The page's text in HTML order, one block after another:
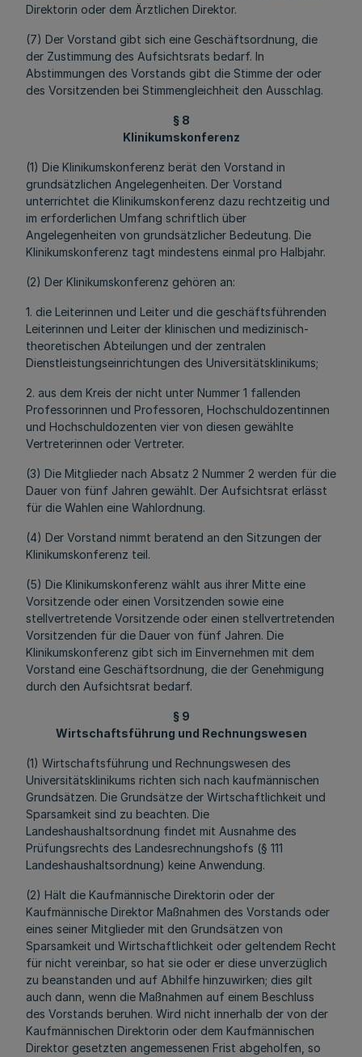
Direktorin oder dem Ärztlichen Direktor.
(7) Der Vorstand gibt sich eine Geschäftsordnung, die
der Zustimmung des Aufsichtsrats bedarf. In
Abstimmungen des Vorstands gibt die Stimme der oder
des Vorsitzenden bei Stimmengleichheit den Ausschlag.
§ 8
Klinikumskonferenz
(1) Die Klinikumskonferenz berät den Vorstand in
grundsätzlichen Angelegenheiten. Der Vorstand
unterrichtet die Klinikumskonferenz dazu rechtzeitig und
im erforderlichen Umfang schriftlich über
Angelegenheiten von grundsätzlicher Bedeutung. Die
Klinikumskonferenz tagt mindestens einmal pro Halbjahr.
(2) Der Klinikumskonferenz gehören an:
1. die Leiterinnen und Leiter und die geschäftsführenden
Leiterinnen und Leiter der klinischen und medizinisch-
theoretischen Abteilungen und der zentralen
Dienstleistungseinrichtungen des Universitätsklinikums;
2. aus dem Kreis der nicht unter Nummer 1 fallenden
Professorinnen und Professoren, Hochschuldozentinnen
und Hochschuldozenten vier von diesen gewählte
Vertreterinnen oder Vertreter.
(3) Die Mitglieder nach Absatz 2 Nummer 2 werden für die
Dauer von fünf Jahren gewählt. Der Aufsichtsrat erlässt
für die Wahlen eine Wahlordnung.
(4) Der Vorstand nimmt beratend an den Sitzungen der
Klinikumskonferenz teil.
(5) Die Klinikumskonferenz wählt aus ihrer Mitte eine
Vorsitzende oder einen Vorsitzenden sowie eine
stellvertretende Vorsitzende oder einen stellvertretenden
Vorsitzenden für die Dauer von fünf Jahren. Die
Klinikumskonferenz gibt sich im Einvernehmen mit dem
Vorstand eine Geschäftsordnung, die der Genehmigung
durch den Aufsichtsrat bedarf.
§ 9
Wirtschaftsführung und Rechnungswesen
(1) Wirtschaftsführung und Rechnungswesen des
Universitätsklinikums richten sich nach kaufmännischen
Grundsätzen. Die Grundsätze der Wirtschaftlichkeit und
Sparsamkeit sind zu beachten. Die
Landeshaushaltsordnung findet mit Ausnahme des
Prüfungsrechts des Landesrechnungshofs (§ 111
Landeshaushaltsordnung) keine Anwendung.
(2) Hält die Kaufmännische Direktorin oder der
Kaufmännische Direktor Maßnahmen des Vorstands oder
eines seiner Mitglieder mit den Grundsätzen von
Sparsamkeit und Wirtschaftlichkeit oder geltendem Recht
für nicht vereinbar, so hat sie oder er diese unverzüglich
zu beanstanden und auf Abhilfe hinzuwirken; dies gilt
auch dann, wenn die Maßnahmen auf einem Beschluss
des Vorstands beruhen. Wird nicht innerhalb der von der
Kaufmännischen Direktorin oder dem Kaufmännischen
Direktor gesetzten angemessenen Frist abgeholfen, so